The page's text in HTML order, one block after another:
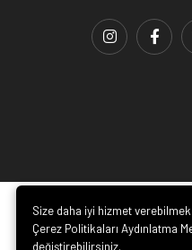
Size daha iyi hizmet
Çerez Politikaları Aydınlatma
değiştirebilirsiniz.